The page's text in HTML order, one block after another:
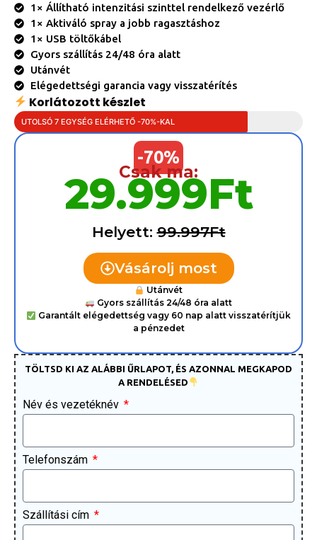
1× Állítható intenzitási szinttel rendelkező vezérlő
1× Aktiváló spray a jobb ragasztáshoz
1× USB töltőkábel
Gyors szállítás 24/48 óra alatt
Utánvét
Elégedettségi garancia vagy visszatérítés
Korlátozott készlet
UTOLSÓ 7 EGYSÉG ELÉRHETŐ -70%-KAL
-70%
Csak ma:
29.999Ft
Helyett:99.997Ft
Vásárolj most
Utánvét
Gyors szállítás 24/48 óra alatt
Garantált elégedettség vagy 60 nap alatt visszatérítjük
a pénzedet
TÖLTSD KI AZ ALÁBBI ŰRLAPOT, ÉS AZONNAL MEGKAPOD
A RENDELÉSED
Név és vezetéknév
Telefonszám
Szállítási cím